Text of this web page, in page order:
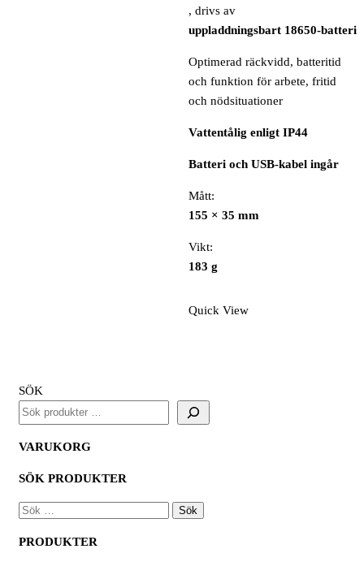
, drivs av
uppladdningsbart 18650-batteri
Optimerad räckvidd, batteritid
och funktion för arbete, fritid
och nödsituationer
Vattentålig enligt IP44
Batteri och USB-kabel ingår
Mått:
155 × 35 mm
Vikt:
183 g
Quick View
SÖK
VARUKORG
SÖK PRODUKTER
SÖK
PRODUKTER